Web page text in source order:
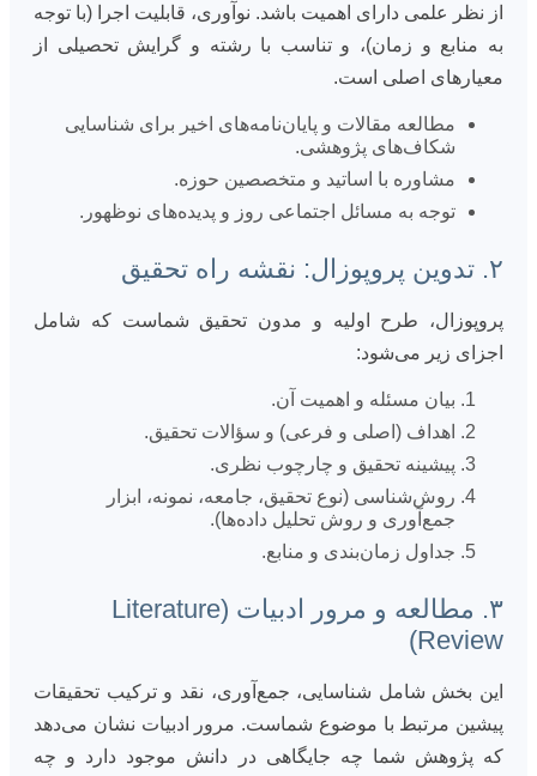
از نظر علمی دارای اهمیت باشد. نوآوری، قابلیت اجرا (با توجه
به منابع و زمان)، و تناسب با رشته و گرایش تحصیلی از
معیارهای اصلی است.
مطالعه مقالات و پایان‌نامه‌های اخیر برای شناسایی
شکاف‌های پژوهشی.
مشاوره با اساتید و متخصصین حوزه.
توجه به مسائل اجتماعی روز و پدیده‌های نوظهور.
۲. تدوین پروپوزال: نقشه راه تحقیق
پروپوزال، طرح اولیه و مدون تحقیق شماست که شامل
اجزای زیر می‌شود:
بیان مسئله و اهمیت آن.
اهداف (اصلی و فرعی) و سؤالات تحقیق.
پیشینه تحقیق و چارچوب نظری.
روش‌شناسی (نوع تحقیق، جامعه، نمونه، ابزار
جمع‌آوری و روش تحلیل داده‌ها).
جداول زمان‌بندی و منابع.
۳. مطالعه و مرور ادبیات (Literature
Review)
این بخش شامل شناسایی، جمع‌آوری، نقد و ترکیب تحقیقات
پیشین مرتبط با موضوع شماست. مرور ادبیات نشان می‌دهد
که پژوهش شما چه جایگاهی در دانش موجود دارد و چه